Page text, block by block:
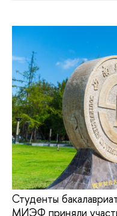
Студенты
МИЭФ приняли